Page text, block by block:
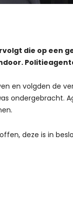
die op een
en volgden de
ondergebracht.
deze is in